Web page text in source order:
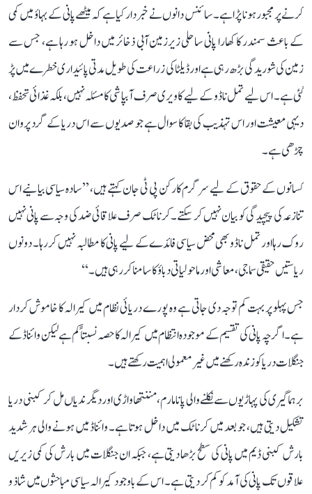
کرنے پر مجبور ہونا پڑا ہے۔ سائنس دانوں نے خبردار کیا ہے کہ میٹھے پانی کے بہاؤ میں کمی
کے باعث سمندر کا کھارا پانی ساحلی زیرزمین آبی ذخائر میں داخل ہو رہا ہے، جس سے
زمین کی شوریدگی بڑھ رہی ہے اور ڈیلٹا کی زراعت کی طویل مدتی پائیداری خطرے میں پڑ
گئی ہے۔ اس لیے تمل ناڈو کے لیے کاویری صرف آبپاشی کا مسئلہ نہیں، بلکہ غذائی تحفظ،
دیہی معیشت اور اس تہذیب کی بقا کا سوال ہے جو صدیوں سے اس دریا کے گرد پروان
چڑھی ہے۔
کسانوں کے حقوق کے لیے سرگرم کارکن پی ٹی جان کہتے ہیں، ’’سادہ سیاسی بیانیے اس
تنازعہ کی پیچیدگی کو بیان نہیں کر سکتے۔ کرناٹک صرف علاقائی ضد کی وجہ سے پانی نہیں
روک رہا اور تمل ناڈو بھی محض سیاسی فائدے کے لیے پانی کا مطالبہ نہیں کر رہا۔ دونوں
ریاستیں حقیقی سماجی، معاشی اور ماحولیاتی دباؤ کا سامنا کر رہی ہیں۔‘‘
جس پہلو پر بہت کم توجہ دی جاتی ہے وہ پورے دریائی نظام میں کیرالہ کا خاموش کردار
ہے۔ اگرچہ پانی کی تقسیم کے موجودہ انتظام میں کیرالہ کا حصہ نسبتاً کم ہے لیکن وائناڈ کے
جنگلات دریا کو زندہ رکھنے میں غیر معمولی اہمیت رکھتے ہیں۔
برہماگیری کی پہاڑیوں سے نکلنے والی پانامارم، مننتھاواڑی اور دیگر ندیاں مل کر کبنی دریا
تشکیل دیتی ہیں، جو بعد میں کرناٹک میں داخل ہوتا ہے۔ وائناڈ میں ہونے والی ہر شدید
بارش کبنی ڈیم میں پانی کی سطح بڑھا دیتی ہے، جبکہ ان جنگلات میں بارش کی کمی زیریں
علاقوں تک پانی کی آمد کو کم کر دیتی ہے۔ اس کے باوجود کیرالہ سیاسی مباحثوں میں شاذ و